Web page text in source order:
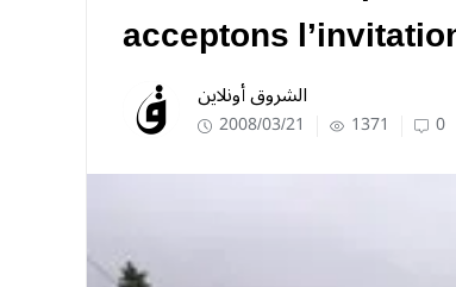
acceptons
الشروق أونلاين
2008/03/21 1371 0